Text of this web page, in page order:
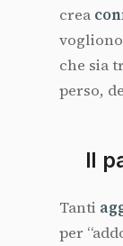
crea
che sia
perso,
Il
Tanti
per